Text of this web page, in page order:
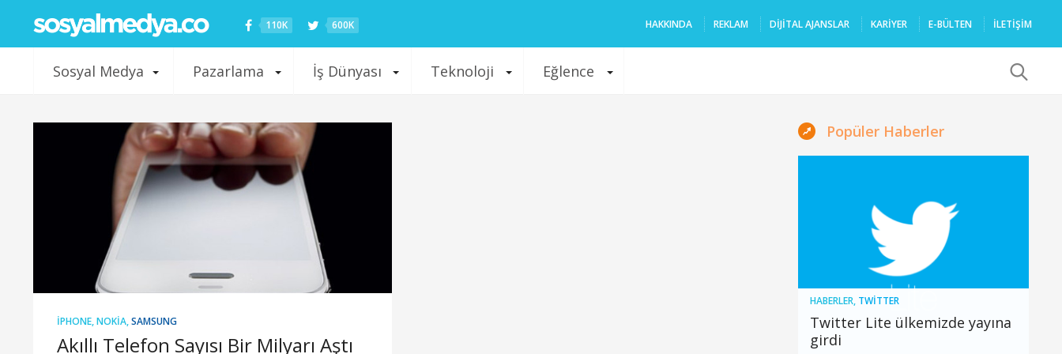
110K 600K HAKKINDA REKLAM DIJITAL AJANSLAR KARIYER E-BÜLTEN İLETİŞİM
Sosyal Medya Pazarlama İş Dünyası Teknoloji Eğlence
IPHONE,NOKIA,SAMSUNG
Akıllı Telefon Sayısı Bir Milyarı Aştı
Popüler Haberler
HABERLER, TWITTER
Twitter Lite ülkemizde yayına
girdi